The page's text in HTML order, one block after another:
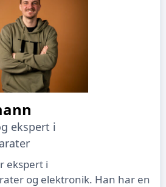
ekspert i
ekspert i
og elektronik. Han har en